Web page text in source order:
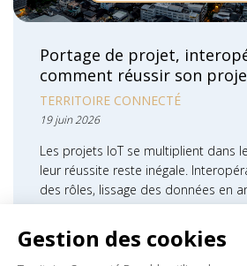
Portage de projet,
comment réussir son
TERRITOIRE CONNECTÉ
19 juin 2026
Les projets IoT se multiplient dans
leur réussite reste inégale.
des rôles, lissage des données en
compte des besoins métier……
LIRE LA SUITE